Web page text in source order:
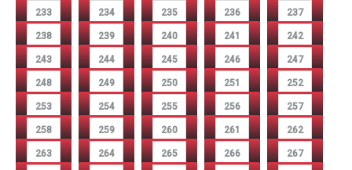
233 234 235 236 237
238 239 240 241 242
243 244 245 246 247
248 249 250 251 252
253 254 255 256 257
258 259 260 261 262
263 264 265 266 267